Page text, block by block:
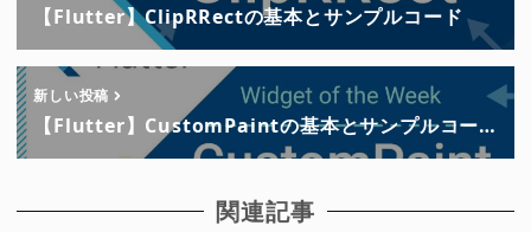
【Flutter】ClipRRectの基本とサンプルコード
新しい投稿
【Flutter】CustomPaintの基本とサンプルコー…
関連記事